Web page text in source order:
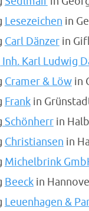
Lesezeichen in
Carl Dänzerin
Karl Ludwig
Cramer & Löwin
Frankin
Schönherrin
Christiansen in
Michelbrink
Beeckin
Leuenhagen &